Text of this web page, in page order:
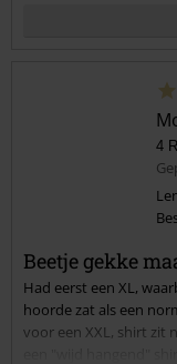
Commentaar
4
Beetje gekke
Had eerst een XL,
hoorde zat als een
voor een XXL, shirt zit